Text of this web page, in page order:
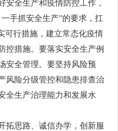
安全生产和疫情防控工作，
手抓安全生产”的要求，扛
可行措施，建立常态化疫情
控措施。要落实安全生产例
安全管理。要坚持风险预
风险分级管控和隐患排查治
全生产治理能力和发展水
拓思路、诚信办学，创新服